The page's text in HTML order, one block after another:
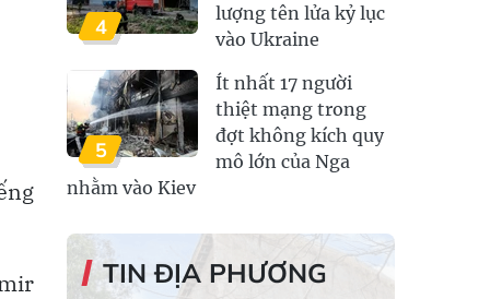
4
lượng tên lửa kỷ lục
vào Ukraine
5
Ít nhất 17 người
thiệt mạng trong
đợt không kích quy
mô lớn của Nga
nhằm vào Kiev
TIN ĐỊA PHƯƠNG